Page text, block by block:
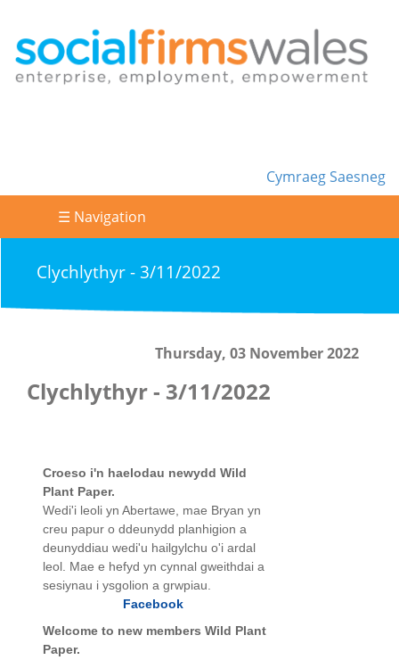
CymraegSaesneg
☰ Navigation
Clychlythyr - 3/11/2022
Thursday, 03 November 2022
Clychlythyr - 3/11/2022
Croeso i'n haelodau newydd Wild
Plant Paper.
Wedi'i leoli yn Abertawe, mae Bryan yn
creu papur o ddeunydd planhigion a
deunyddiau wedi'u hailgylchu o'i ardal
leol. Mae e hefyd yn cynnal gweithdai a
sesiynau i ysgolion a grwpiau.
Facebook
Welcome to new members Wild Plant
Paper.